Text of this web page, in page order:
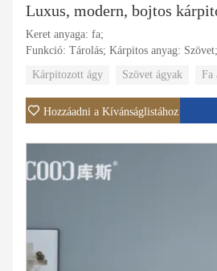
Keret anyaga: fa;
Funkció: Tárolás; Kárpitos anyag: Szövet;
Konkrét felhasználás: Villa, apartman,
szoba.
Kárpitozott ágy Szövet ágyak Fa
Hozzáadni a Kívánságlistához